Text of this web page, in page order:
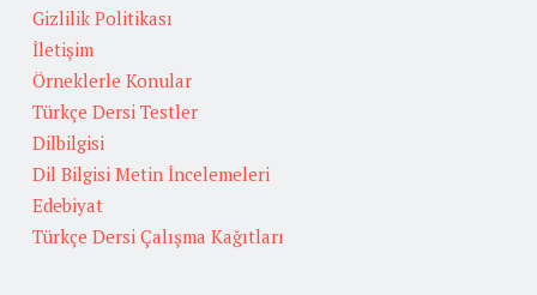
Gizlilik Politikası
İletişim
Örneklerle Konular
Türkçe Dersi Testler
Dilbilgisi
Dil Bilgisi Metin İncelemeleri
Edebiyat
Türkçe Dersi Çalışma Kağıtları